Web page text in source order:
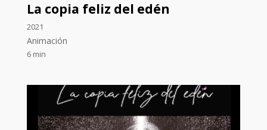
La copia feliz del edén
2021
Animación
6 min